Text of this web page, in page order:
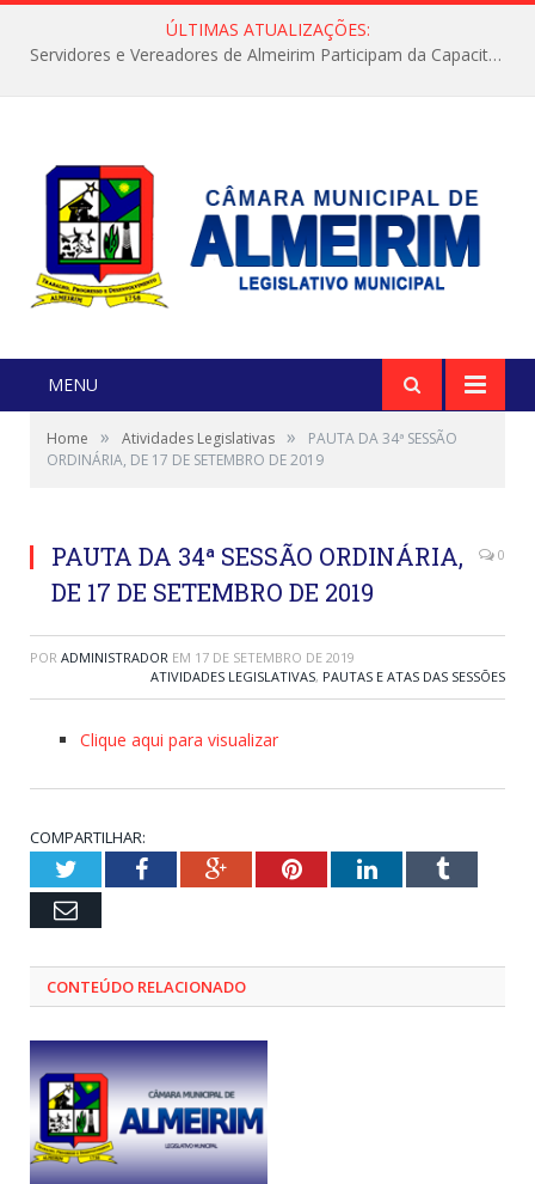
ÚLTIMAS ATUALIZAÇÕES:
Servidores e Vereadores de Almeirim Participam da Capacitação “Orientar é a Nossa Missão”
MENU
Home » Atividades Legislativas »
PAUTA DA 34ª SESSÃO
ORDINÁRIA, DE 17 DE SETEMBRO DE 2019
PAUTA DA 34ª SESSÃO ORDINÁRIA,
DE 17 DE SETEMBRO DE 2019
0
POR ADMINISTRADOR EM 17 DE SETEMBRO DE 2019
ATIVIDADES LEGISLATIVAS, PAUTAS E ATAS DAS SESSÕES
Clique aqui para visualizar
COMPARTILHAR:
TwitterFacebookGoogle+PinterestLinkedInTumblr
Email
CONTEÚDO RELACIONADO